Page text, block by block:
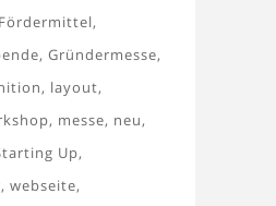
Fördermittel
Gründermesse
layout
messe neu
Up
webseite